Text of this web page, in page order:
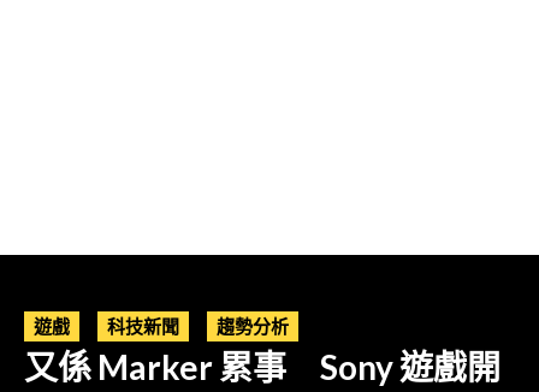
遊戲 科技新聞 趨勢分析
又係 Marker 累事 Sony 遊戲開